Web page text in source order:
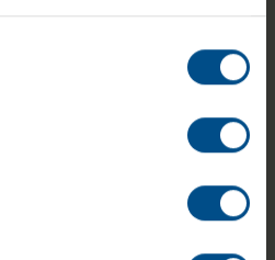
le produit
pouces (2019) est un
de la puissance de
d’affichage. Équipé